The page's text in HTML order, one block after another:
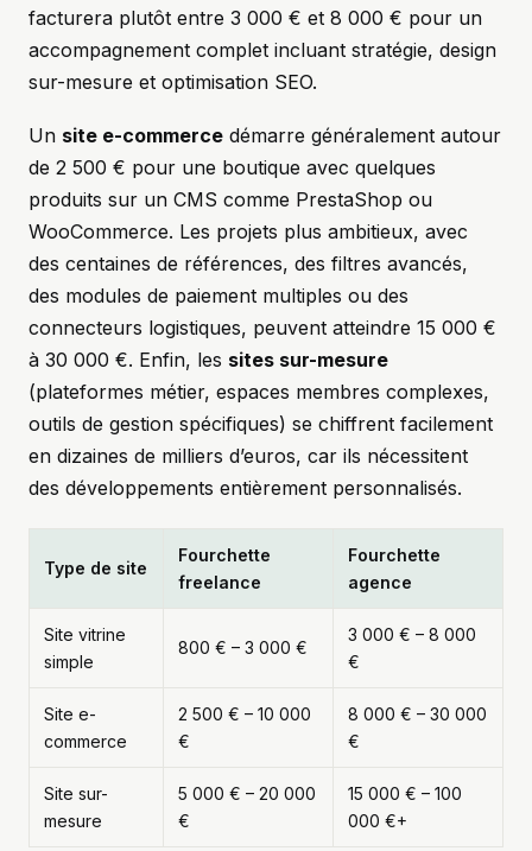
facturera plutôt entre 3 000 € et 8 000 € pour un
accompagnement complet incluant stratégie, design
sur-mesure et optimisation SEO.
Un site e-commerce démarre généralement autour
de 2 500 € pour une boutique avec quelques
produits sur un CMS comme PrestaShop ou
WooCommerce. Les projets plus ambitieux, avec
des centaines de références, des filtres avancés,
des modules de paiement multiples ou des
connecteurs logistiques, peuvent atteindre 15 000 €
à 30 000 €. Enfin, les sites sur-mesure
(plateformes métier, espaces membres complexes,
outils de gestion spécifiques) se chiffrent facilement
en dizaines de milliers d’euros, car ils nécessitent
des développements entièrement personnalisés.
Type de site
Fourchette
freelance
Fourchette
agence
Site vitrine
simple
800 € – 3 000 €
3 000 € – 8 000
€
Site e-
commerce
2 500 € – 10 000
€
8 000 € – 30 000
€
Site sur-
mesure
5 000 € – 20 000
€
15 000 € – 100
000 €+